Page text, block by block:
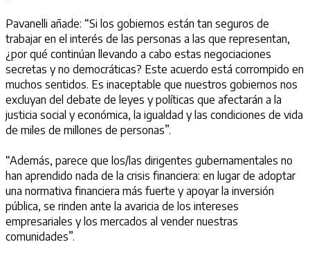
Pavanelli añade: “Si los gobiernos están tan seguros de
trabajar en el interés de las personas a las que representan,
¿por qué continúan llevando a cabo estas negociaciones
secretas y no democráticas? Este acuerdo está corrompido en
muchos sentidos. Es inaceptable que nuestros gobiernos nos
excluyan del debate de leyes y políticas que afectarán a la
justicia social y económica, la igualdad y las condiciones de vida
de miles de millones de personas”.
“Además, parece que los/las dirigentes gubernamentales no
han aprendido nada de la crisis financiera: en lugar de adoptar
una normativa financiera más fuerte y apoyar la inversión
pública, se rinden ante la avaricia de los intereses
empresariales y los mercados al vender nuestras
comunidades”.